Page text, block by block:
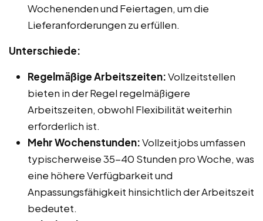
Wochenenden und Feiertagen, um die
Lieferanforderungen zu erfüllen.
Unterschiede:
Regelmäßige Arbeitszeiten:Vollzeitstellen
bieten in der Regel regelmäßigere
Arbeitszeiten, obwohl Flexibilität weiterhin
erforderlich ist.
Mehr Wochenstunden:Vollzeitjobs umfassen
typischerweise 35-40 Stunden pro Woche, was
eine höhere Verfügbarkeit und
Anpassungsfähigkeit hinsichtlich der Arbeitszeit
bedeutet.